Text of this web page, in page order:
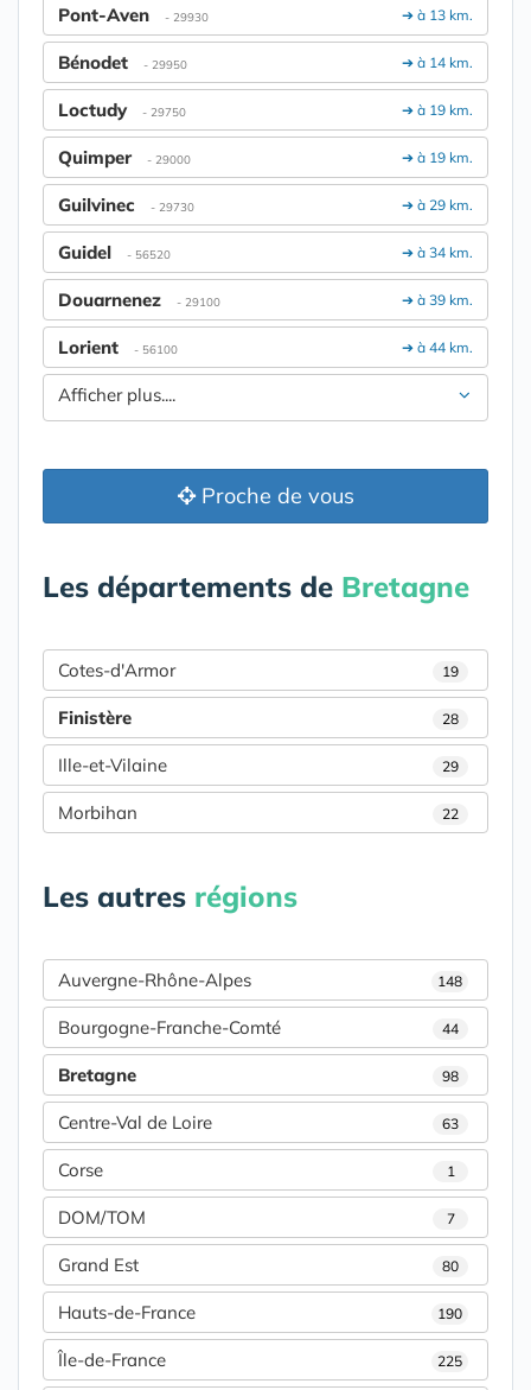
➔ à 13 km.
Pont-Aven - 29930
➔ à 14 km.
Bénodet - 29950
➔ à 19 km.
Loctudy - 29750
➔ à 19 km.
Quimper - 29000
➔ à 29 km.
Guilvinec - 29730
➔ à 34 km.
Guidel - 56520
➔ à 39 km.
Douarnenez - 29100
➔ à 44 km.
Lorient - 56100
Afficher plus....
Proche de vous
Les départements de Bretagne
Cotes-d'Armor 19
Finistère 28
Ille-et-Vilaine 29
Morbihan 22
Les autres régions
Auvergne-Rhône-Alpes 148
Bourgogne-Franche-Comté 44
Bretagne 98
Centre-Val de Loire 63
Corse 1
DOM/TOM 7
Grand Est 80
Hauts-de-France 190
Île-de-France 225